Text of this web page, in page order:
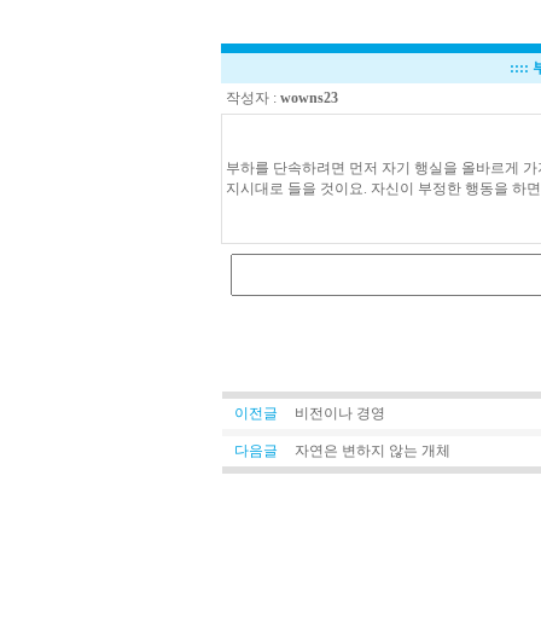
::::
작성자 : wowns23
부하를 단속하려면 먼저 자기 행실을 올바르게
지시대로 들을 것이요. 자신이 부정한 행동을 하
이전글 비전이나 경영
다음글 자연은 변하지 않는 개체